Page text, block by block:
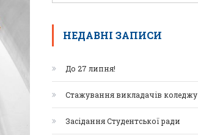
НЕДАВНІ ЗАПИСИ
До 27 липня!
Стажування викладачів коледжу
Засідання Студентської ради